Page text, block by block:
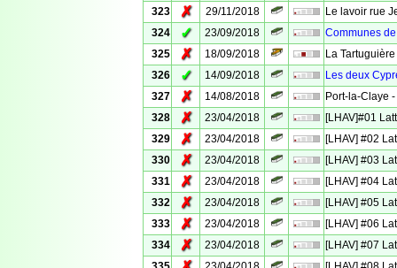
323
✗ 29/11/2018
Le lavoir rue
324
✓ 23/09/2018
Communes
325
✗ 18/09/2018
La Tartuguière
326
✓ 14/09/2018
Les deux
327
✗ 14/08/2018
Port-la-Claye
328
✗ 23/04/2018
[LHAV]#01
329
✗ 23/04/2018
[LHAV] #02
330
✗ 23/04/2018
[LHAV] #03
331
✗ 23/04/2018
[LHAV] #04
332
✗ 23/04/2018
[LHAV] #05
333
✗ 23/04/2018
[LHAV] #06
334
✗ 23/04/2018
[LHAV] #07